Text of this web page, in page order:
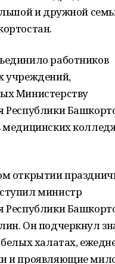
и дружной
работников
учреждений,
Министерству
Республики
медицинских
открытии
министр
Республики
Он подчеркнул
халатах,
и проявляющие